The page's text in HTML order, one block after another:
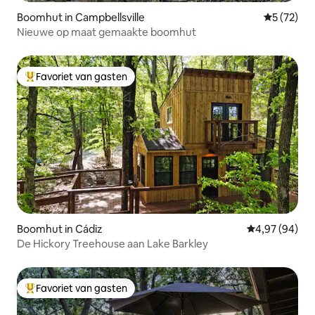
Boomhut in Campbellsville
5 (72)
Nieuwe op maat gemaakte boomhut
Topfavoriet van gasten
Favoriet van gasten
Boomhut in Cádiz Gemiddelde
4,97 (94)
De Hickory Treehouse aan Lake Barkley
Topfavoriet van gasten
Favoriet van gasten